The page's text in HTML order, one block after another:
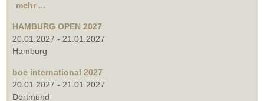
mehr ...
HAMBURG OPEN 2027
20.01.2027 - 21.01.2027
Hamburg
boe international 2027
20.01.2027 - 21.01.2027
Dortmund